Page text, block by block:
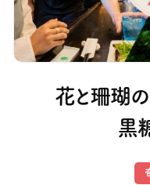
花と珊瑚
黒